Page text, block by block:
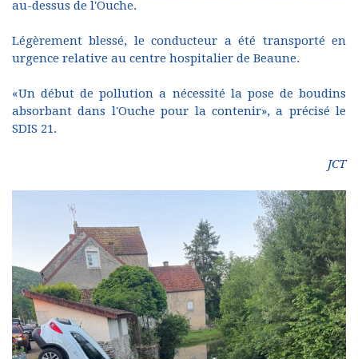
au-dessus de l'Ouche.
Légèrement blessé, le conducteur a été transporté en
urgence relative au centre hospitalier de Beaune.
«Un début de pollution a nécessité la pose de boudins
absorbant dans l'Ouche pour la contenir», a précisé le
SDIS 21.
JCT